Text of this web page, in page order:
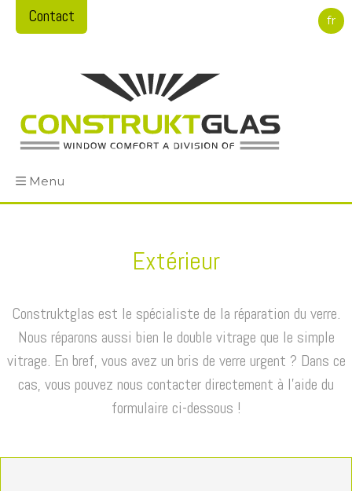
Contact fr
Menu
Extérieur
Construktglas est le spécialiste de la réparation du verre.
Nous réparons aussi bien le double vitrage que le simple
vitrage. En bref, vous avez un bris de verre urgent ? Dans ce
cas, vous pouvez nous contacter directement à l'aide du
formulaire ci-dessous !